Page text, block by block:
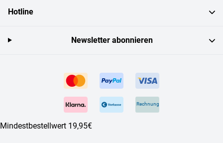
Hotline
Rechnung
Mindestbestellwert 19,95€
Newsletter abonnieren